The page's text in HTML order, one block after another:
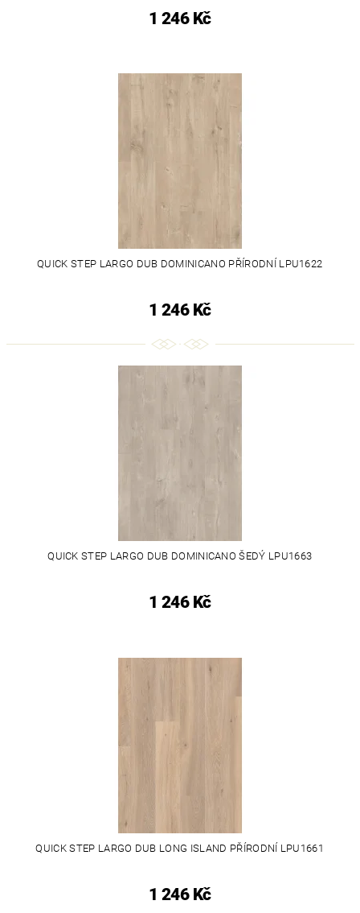
1 246 Kč
QUICK STEP LARGO DUB DOMINICANO PŘÍRODNÍ LPU1622
1 246 Kč
QUICK STEP LARGO DUB DOMINICANO ŠEDÝ LPU1663
1 246 Kč
QUICK STEP LARGO DUB LONG ISLAND PŘÍRODNÍ LPU1661
1 246 Kč